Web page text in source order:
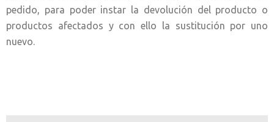
pedido, para poder instar la devolución del producto o
productos afectados y con ello la sustitución por uno
nuevo.